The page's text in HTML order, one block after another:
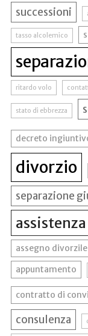
successioni
tasso alcolemico
ritardo volo
stato di ebbrezza
decreto
divorzio
separazione
assegno divorzile
appuntamento
contratto di
consulenza